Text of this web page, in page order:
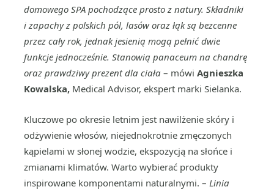
domowego SPA pochodzące prosto z natury. Składniki
i zapachy z polskich pól, lasów oraz łąk są bezcenne
przez cały rok, jednak jesienią mogą pełnić dwie
funkcje jednocześnie. Stanowią panaceum na chandrę
oraz prawdziwy prezent dla ciała – mówi Agnieszka
Kowalska, Medical Advisor, ekspert marki Sielanka.
Kluczowe po okresie letnim jest nawilżenie skóry i
odżywienie włosów, niejednokrotnie zmęczonych
kąpielami w słonej wodzie, ekspozycją na słońce i
zmianami klimatów. Warto wybierać produkty
inspirowane komponentami naturalnymi. – Linia